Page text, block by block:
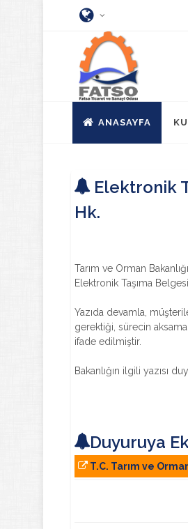
ANASAYFA
Elektronik
Hk.
Tarım ve Orman
Elektronik Taşıma
Yazıda devamla,
gerektiği, sürecin
ifade edilmiştir.
Bakanlığın ilgili yazısı
Duyuruya
T.C. Tarım ve